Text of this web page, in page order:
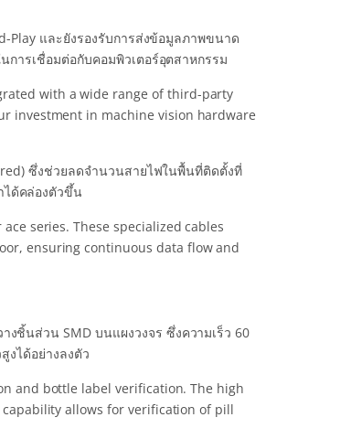
Play และยังรองรับการส่งข้อมูลภาพขนาด
การเชื่อมต่อกับคอมพิวเตอร์อุตสาหกรรม
with a wide range of third-party
investment in machine vision hardware
ซึ่งช่วยลดจำนวนสายไฟในพื้นที่ติดตั้งที่
ด้คล่องตัวขึ้น
series. These specialized cables
ensuring continuous data flow and
ชิ้นส่วน SMD บนแผงวงจร ซึ่งความเร็ว 60
งได้อย่างลงตัว
and bottle label verification. The high
allows for verification of pill